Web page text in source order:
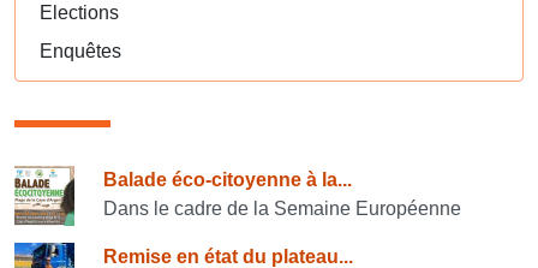
Elections
Enquêtes
Consulter également
Balade éco-citoyenne à la...
Dans le cadre de la Semaine Européenne
Remise en état du plateau...